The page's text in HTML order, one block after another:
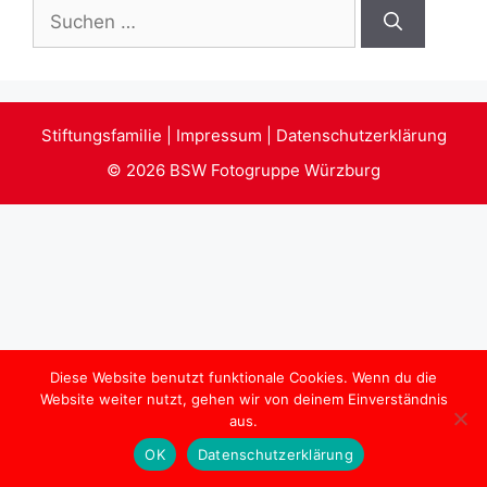
nach:
Stiftungsfamilie Impressum
Datenschutzerklärung
© 2026 BSW Fotogruppe Würzburg
Diese Website benutzt funktionale Cookies. Wenn du die
Website weiter nutzt, gehen wir von deinem Einverständnis
aus.
OK
Datenschutzerklärung